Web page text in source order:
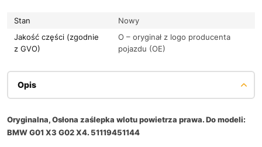
Stan
Nowy
Jakość części (zgodnie
z GVO)
O – oryginał z logo producenta
pojazdu (OE)
Opis
Oryginalna, Osłona zaślepka wlotu powietrza prawa. Do modeli:
BMW G01 X3 G02 X4. 51119451144